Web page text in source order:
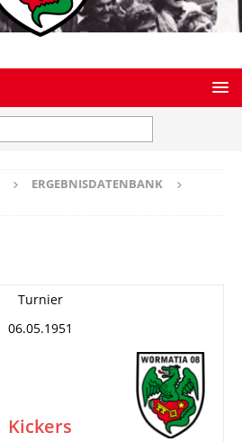
ERGEBNISDATENBANK
Turnier
06.05.1951
Kickers